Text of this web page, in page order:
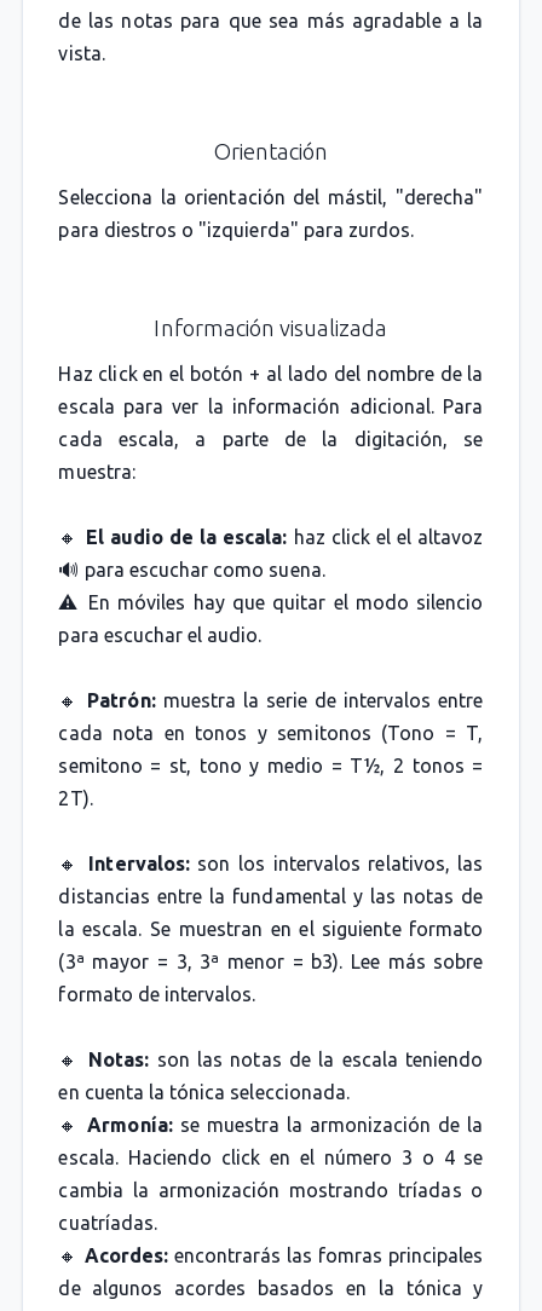
de las notas para que sea más agradable a la
vista.
Orientación
Selecciona la orientación del mástil, "derecha"
para diestros o "izquierda" para zurdos.
Información visualizada
Haz click en el botón + al lado del nombre de la
escala para ver la información adicional. Para
cada escala, a parte de la digitación, se
muestra:
🔸 El audio de la escala: haz click el el altavoz
🔊 para escuchar como suena.
⚠️ En móviles hay que quitar el modo silencio
para escuchar el audio.
🔸 Patrón:muestra la serie de intervalos entre
cada nota en tonos y semitonos (Tono = T,
semitono = st, tono y medio = T½, 2 tonos =
2T).
🔸 Intervalos:son los intervalos relativos, las
distancias entre la fundamental y las notas de
la escala. Se muestran en el siguiente formato
(3ª mayor = 3, 3ª menor = b3). Lee más sobre
formato de intervalos.
🔸 Notas: son las notas de la escala teniendo
en cuenta la tónica seleccionada.
🔸Armonía:se muestra la armonización de la
escala. Haciendo click en el número 3 o 4 se
cambia la armonización mostrando tríadas o
cuatríadas.
🔸 Acordes: encontrarás las fomras principales
de algunos acordes basados en la tónica y